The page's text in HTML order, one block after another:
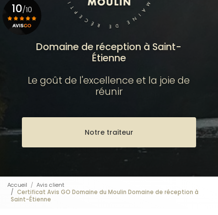
Domaine de réception à Saint-
Étienne
Le goût de l'excellence et la joie de
réunir
Notre traiteur
10/10
Accueil
Avis client
Certificat Avis GO Domaine du Moulin Domaine de réception à
Saint-Étienne